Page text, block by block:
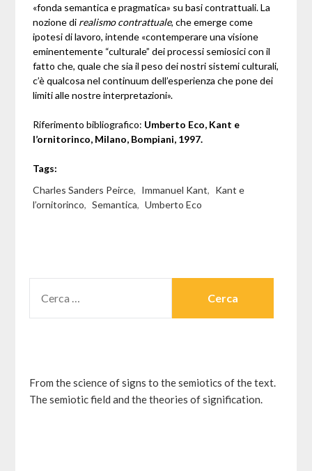
«fonda semantica e pragmatica» su basi contrattuali. La
nozione di realismo contrattuale, che emerge come
ipotesi di lavoro, intende «contemperare una visione
eminentemente “culturale” dei processi semiosici con il
fatto che, quale che sia il peso dei nostri sistemi culturali,
c’è qualcosa nel continuum dell’esperienza che pone dei
limiti alle nostre interpretazioni».
Riferimento bibliografico: Umberto Eco, Kant e
l’ornitorinco, Milano, Bompiani, 1997.
Tags:
Charles Sanders Peirce, Immanuel Kant, Kant e
l’ornitorinco, Semantica, Umberto Eco
PER:
From the science of signs to the semiotics of the text.
The semiotic field and the theories of signification.